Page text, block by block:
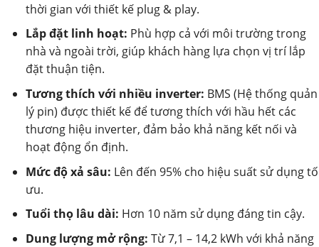
thời gian với thiết kế plug & play.
Lắp đặt linh hoạt: Phù hợp cả với môi trường trong
nhà và ngoài trời, giúp khách hàng lựa chọn vị trí lắp
đặt thuận tiện.
Tương thích với nhiều inverter: BMS (Hệ thống quản
lý pin) được thiết kế để tương thích với hầu hết các
thương hiệu inverter, đảm bảo khả năng kết nối và
hoạt động ổn định.
Mức độ xả sâu: Lên đến 95% cho hiệu suất sử dụng
ưu.
Tuổi thọ lâu dài: Hơn 10 năm sử dụng đáng tin cậy.
Dung lượng mở rộng: Từ 7,1 – 14,2 kWh với khả năng